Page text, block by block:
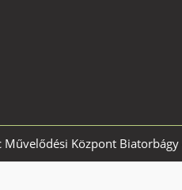
Művelődési Központ Biatorbágy